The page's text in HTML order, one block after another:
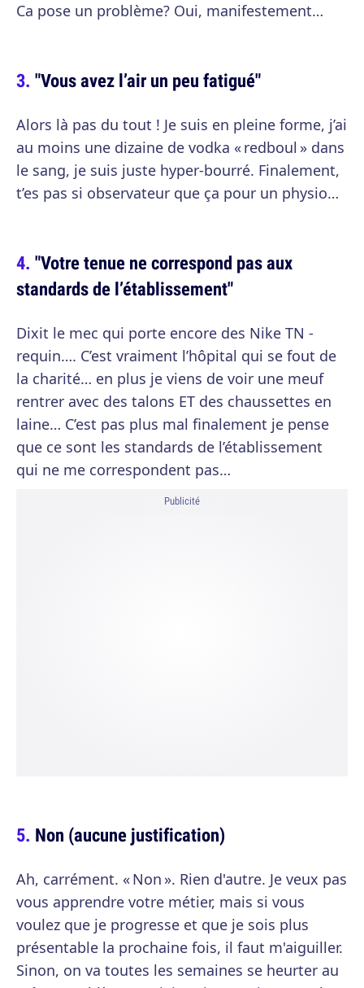
Ca pose un problème? Oui, manifestement…
"Vous avez l’air un peu fatigué"
Alors là pas du tout ! Je suis en pleine forme, j’ai
au moins une dizaine de vodka « redboul » dans
le sang, je suis juste hyper-bourré. Finalement,
t’es pas si observateur que ça pour un physio…
"Votre tenue ne correspond pas aux
standards de l’établissement"
Dixit le mec qui porte encore des Nike TN -
requin…. C’est vraiment l’hôpital qui se fout de
la charité… en plus je viens de voir une meuf
rentrer avec des talons ET des chaussettes en
laine… C’est pas plus mal finalement je pense
que ce sont les standards de l’établissement
qui ne me correspondent pas…
Publicité
Non (aucune justification)
Ah, carrément. « Non ». Rien d'autre. Je veux pas
vous apprendre votre métier, mais si vous
voulez que je progresse et que je sois plus
présentable la prochaine fois, il faut m'aiguiller.
Sinon, on va toutes les semaines se heurter au